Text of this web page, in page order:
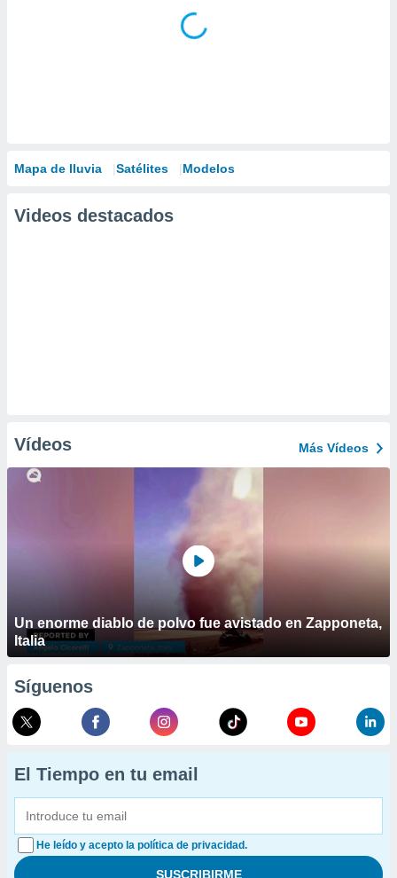
Mapa de lluvia Satélites Modelos
Videos destacados
Vídeos Más Vídeos
Un enorme diablo de polvo fue avistado en Zapponeta,
Italia
Síguenos
El Tiempo en tu email
He leído y acepto la política de privacidad.